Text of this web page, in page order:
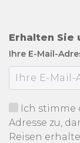
Erhalten Sie
Ihre E-Mail-
Ich stimme
Adresse zu,
Reisen